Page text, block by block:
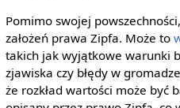
Pomimo swojej
założeń prawa Zipfa. Może to
takich jak wyjątkowe warunki
zjawiska czy błędy w
że rozkład wartości może być